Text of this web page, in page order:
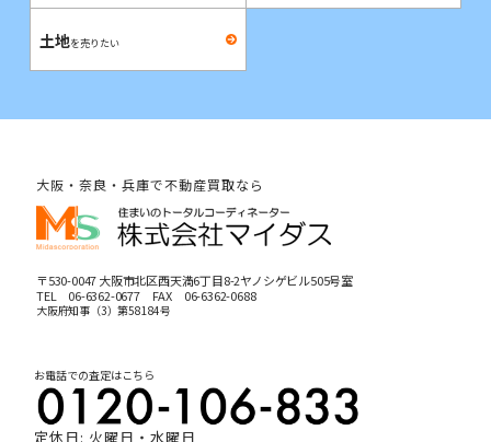
土地を売りたい
大阪・奈良・兵庫で不動産買取なら
〒530-0047 大阪市北区西天満6丁目8-2ヤノシゲビル505号室
TEL 06-6362-0677FAX 06-6362-0688
大阪府知事（3）第58184号
お電話での査定はこちら
定休日: 火曜日・水曜日